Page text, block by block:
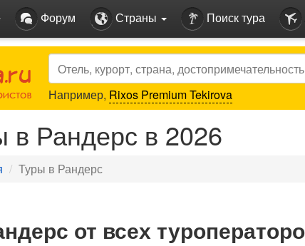
Форум Страны Поиск тура
Search
Например, Rixos Premium Tekirova
в Рандерс в 2026
Туры в Рандерс
от всех